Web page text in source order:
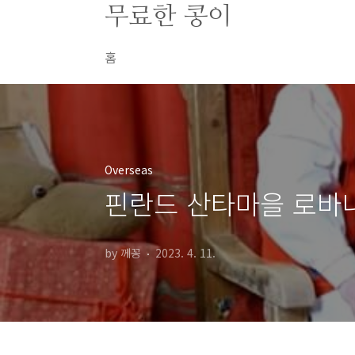
무료한 콩이
홈
Overseas
핀란드 산타마을 로바
by 께꽁 2023. 4. 11.